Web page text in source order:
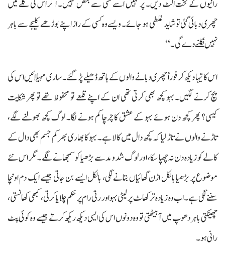
رانیوں کے تخت الٹ دیں۔ پر نہیں اسے کسی سے بغض نہیں۔ اگر اس کی گلے میں
چھری دبائی گئی تو شاید غلطی ہو جائے۔ ویسے وہ کسی کے راز اپنے بوڑھے کلیجے سے باہر
نہیں نکلنے دے گی۔‘‘
اس کا تیہا دیکھ کر فوراً چھری دبانے والوں کے ہاتھ ڈھیلے پڑ گئے۔ ساری مہیلائیں اس کی
پچ کرنے لگیں۔ بہو کچھ بھی کرتی تھی ان کے اپنے قلعے تو محفوظ تھے تو پھر شکایت
کیسی؟ پھر کچھ دن ہوئے بہو کے عشق کا چرچا کم ہونے لگا۔ لوگ کچھ بھولنے لگے،
تاڑنے والوں نے تاڑ لیا کہ کچھ دال میں کالا ہے۔ بہو کا بھاری بھرکم جسم بھی دال کے
کالے کو زیادہ دن نہ چھپا سکا، اور لوگ شد و مد سے بڑھیا کو سمجھانے لگے۔ مگر اس نئے
موضوع پر بڑھیا بالکل اڑن گھائیاں بتانے لگی، بالکل ایسے بن جاتی جیسے ایک دم اونچا
سننے لگی ہے۔ اب وہ زیادہ تر کھاٹ پر لیٹی بہو اور رتی رام پر حکم چلایا کرتی، کبھی کھانستی،
چھینکتی باہر دھوپ میں آ بیٹھتی تو وہ دونوں اس کی ایسی دیکھ ریکھ کرتے جیسے وہ کوئی پٹ
رانی ہو۔